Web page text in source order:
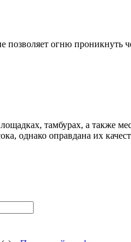
позволяет огню
тамбурах, а также
однако оправдана их